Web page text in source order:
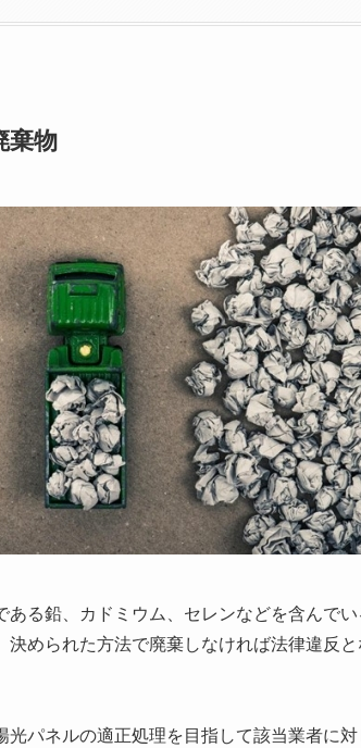
棄物
ある鉛、カドミウム、セレンなどを含んで
決められた方法で廃棄しなければ法律違反
光パネルの適正処理を目指して該当業者に